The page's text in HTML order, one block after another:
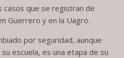
casos que se registran de
Guerrero y en la Uagro.
por seguridad, aunque
escuela, es una etapa de su